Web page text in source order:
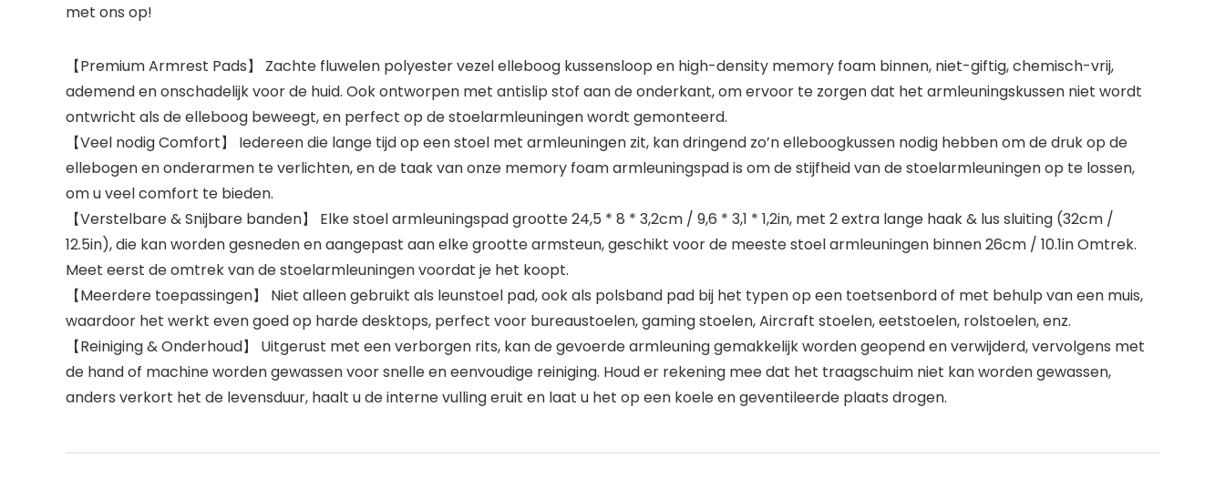
met ons op!
【Premium Armrest Pads】 Zachte fluwelen polyester vezel elleboog kussensloop en high-density memory foam binnen, niet-giftig, chemisch-vrij,
ademend en onschadelijk voor de huid. Ook ontworpen met antislip stof aan de onderkant, om ervoor te zorgen dat het armleuningskussen niet wordt
ontwricht als de elleboog beweegt, en perfect op de stoelarmleuningen wordt gemonteerd.
【Veel nodig Comfort】 Iedereen die lange tijd op een stoel met armleuningen zit, kan dringend zo’n elleboogkussen nodig hebben om de druk op de
ellebogen en onderarmen te verlichten, en de taak van onze memory foam armleuningspad is om de stijfheid van de stoelarmleuningen op te lossen,
om u veel comfort te bieden.
【Verstelbare & Snijbare banden】 Elke stoel armleuningspad grootte 24,5 * 8 * 3,2cm / 9,6 * 3,1 * 1,2in, met 2 extra lange haak & lus sluiting (32cm /
12.5in), die kan worden gesneden en aangepast aan elke grootte armsteun, geschikt voor de meeste stoel armleuningen binnen 26cm / 10.1in Omtrek.
Meet eerst de omtrek van de stoelarmleuningen voordat je het koopt.
【Meerdere toepassingen】 Niet alleen gebruikt als leunstoel pad, ook als polsband pad bij het typen op een toetsenbord of met behulp van een muis,
waardoor het werkt even goed op harde desktops, perfect voor bureaustoelen, gaming stoelen, Aircraft stoelen, eetstoelen, rolstoelen, enz.
【Reiniging & Onderhoud】 Uitgerust met een verborgen rits, kan de gevoerde armleuning gemakkelijk worden geopend en verwijderd, vervolgens met
de hand of machine worden gewassen voor snelle en eenvoudige reiniging. Houd er rekening mee dat het traagschuim niet kan worden gewassen,
anders verkort het de levensduur, haalt u de interne vulling eruit en laat u het op een koele en geventileerde plaats drogen.